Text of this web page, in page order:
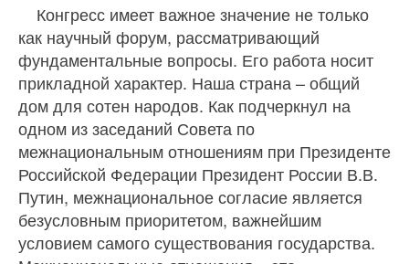
Конгресс имеет важное значение не только
как научный форум, рассматривающий
фундаментальные вопросы. Его работа носит
прикладной характер. Наша страна – общий
дом для сотен народов. Как подчеркнул на
одном из заседаний Совета по
межнациональным отношениям при Президенте
Российской Федерации Президент России В.В.
Путин, межнациональное согласие является
безусловным приоритетом, важнейшим
условием самого существования государства.